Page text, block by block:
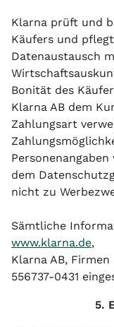
Klarna prüft und
Käufers und
Datenaustausch
Bonität des
Klarna AB dem
Zahlungsart
dem
nicht zu
Sämtliche
www.klarna.de,
Klarna AB,
556737-0431
5.